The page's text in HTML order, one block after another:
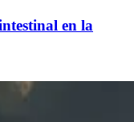
en la